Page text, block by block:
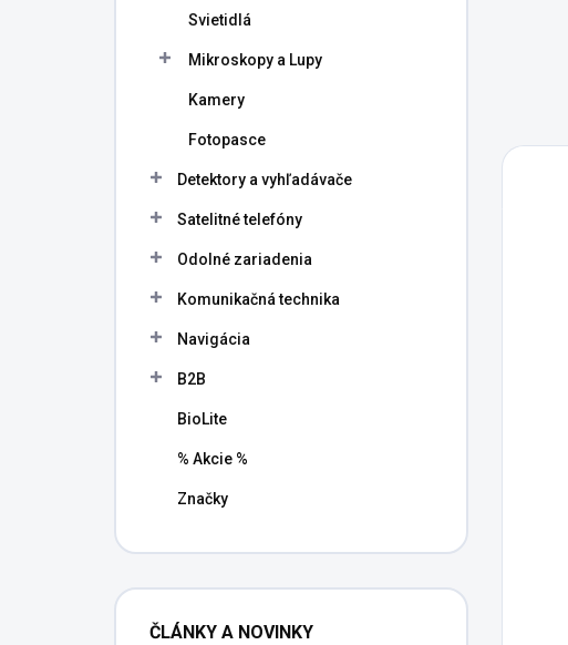
Svietidlá
Mikroskopy a Lupy
Kamery
Fotopasce
Detektory a vyhľadávače
Satelitné telefóny
Odolné zariadenia
Komunikačná technika
Navigácia
B2B
BioLite
% Akcie %
Značky
ČLÁNKY A NOVINKY